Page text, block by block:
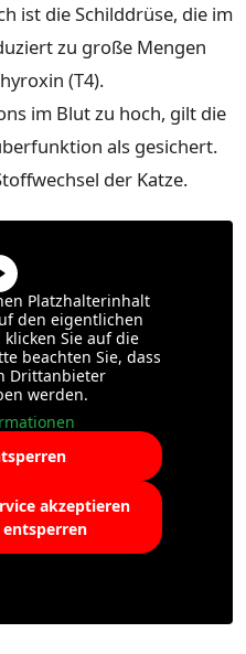
ist die Schilddrüse, die im
zu große Mengen
(T4).
im Blut zu hoch, gilt die
als gesichert.
der Katze.
Platzhalterinhalt
den eigentlichen
Sie auf die
beachten Sie, dass
Drittanbieter
werden.
akzeptieren